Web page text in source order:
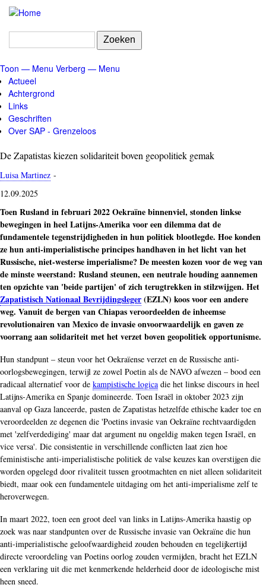
Overslaan
naar
gaan
Zoeken
Menu
Toon — Menu Verberg — Menu
Actueel
Achtergrond
Links
Geschriften
Over SAP - Grenzeloos
De Zapatistas kiezen solidariteit boven geopolitiek gemak
Luisa Martinez -
12.09.2025
Toen Rusland in februari 2022 Oekraïne binnenviel, stonden linkse
bewegingen in heel Latijns-Amerika voor een dilemma dat de
fundamentele tegenstrijdigheden in hun politiek blootlegde. Hoe konden
ze hun anti-imperialistische principes handhaven in het licht van het
Russische, niet-westerse imperialisme? De meesten kozen voor de weg van
de minste weerstand: Rusland steunen, een neutrale houding aannemen
ten opzichte van 'beide partijen' of zich terugtrekken in stilzwijgen. Het
Zapatistisch Nationaal Bevrijdingsleger(EZLN) koos voor een andere
weg. Vanuit de bergen van Chiapas veroordeelden de inheemse
revolutionairen van Mexico de invasie onvoorwaardelijk en gaven ze
voorrang aan solidariteit met het verzet boven geopolitiek opportunisme.
Hun standpunt – steun voor het Oekraïense verzet en de Russische anti-
oorlogsbewegingen, terwijl ze zowel Poetin als de NAVO afwezen – bood een
radicaal alternatief voor de kampistische logica die het linkse discours in heel
Latijns-Amerika en Spanje domineerde. Toen Israël in oktober 2023 zijn
aanval op Gaza lanceerde, pasten de Zapatistas hetzelfde ethische kader toe en
veroordeelden ze degenen die 'Poetins invasie van Oekraïne rechtvaardigden
met 'zelfverdediging' maar dat argument nu ongeldig maken tegen Israël, en
vice versa'. Die consistentie in verschillende conflicten laat zien hoe
feministische anti-imperialistische politiek de valse keuzes kan overstijgen die
worden opgelegd door rivaliteit tussen grootmachten en niet alleen solidariteit
biedt, maar ook een fundamentele uitdaging om het anti-imperialisme zelf te
heroverwegen.
In maart 2022, toen een groot deel van links in Latijns-Amerika haastig op
zoek was naar standpunten over de Russische invasie van Oekraïne die hun
anti-imperialistische geloofwaardigheid zouden behouden en tegelijkertijd
directe veroordeling van Poetins oorlog zouden vermijden, bracht het EZLN
een verklaring uit die met kenmerkende helderheid door de ideologische mist
heen sneed.